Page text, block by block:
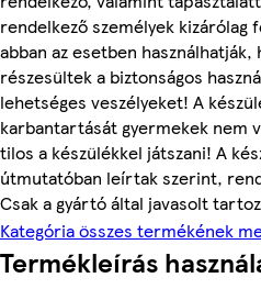
rendelkező személyek
abban az esetben
részesültek a biztonságos
lehetséges veszélyeket! A
karbantartását gyermekek nem
tilos a készülékkel játszani! A
útmutatóban leírtak szerint,
Csak a gyártó által javasolt
Kategória összes termékének
Termékleírás